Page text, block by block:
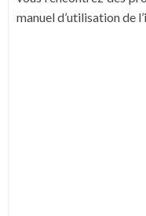
manuel d’utilisation de